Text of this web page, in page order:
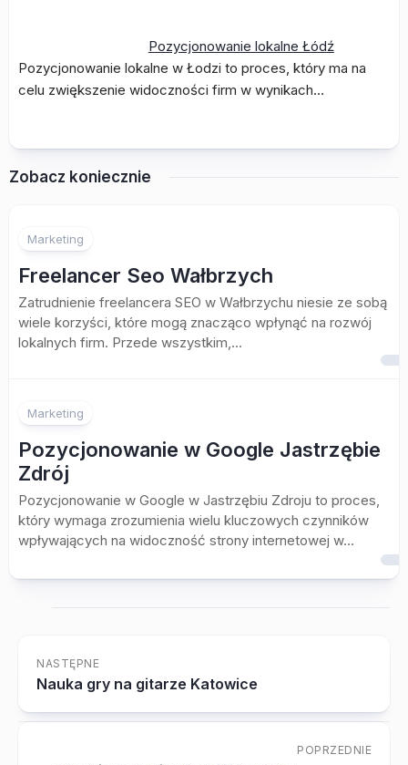
Pozycjonowanie lokalne Łódź
Pozycjonowanie lokalne w Łodzi to proces, który ma na
celu zwiększenie widoczności firm w wynikach…
Zobacz koniecznie
Marketing
Freelancer Seo Wałbrzych
Zatrudnienie freelancera SEO w Wałbrzychu niesie ze sobą
wiele korzyści, które mogą znacząco wpłynąć na rozwój
lokalnych firm. Przede wszystkim,...
Marketing
Pozycjonowanie w Google Jastrzębie
Zdrój
Pozycjonowanie w Google w Jastrzębiu Zdroju to proces,
który wymaga zrozumienia wielu kluczowych czynników
wpływających na widoczność strony internetowej w...
NASTĘPNE
Nauka gry na gitarze Katowice
POPRZEDNIE